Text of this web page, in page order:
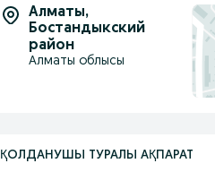
Алматы,
Бостандыкский
район
Алматы облысы
ҚОЛДАНУШЫ ТУРАЛЫ АҚПАРАТ